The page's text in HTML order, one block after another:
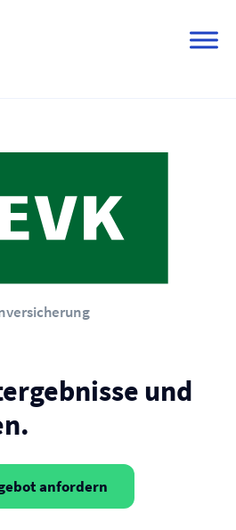
und
anfordern